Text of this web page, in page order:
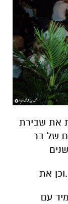
את שבירת
של בר
את
עם